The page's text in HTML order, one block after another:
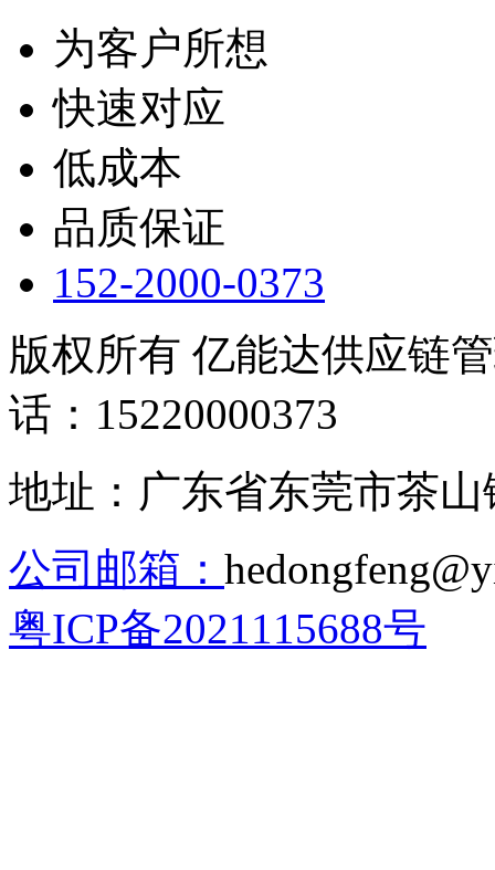
为客户所想
快速对应
低成本
品质保证
152-2000-0373
版权所有 亿能达供应链
话：15220000373
地址：广东省东莞市茶
公司邮箱：
粤ICP备2021115688号